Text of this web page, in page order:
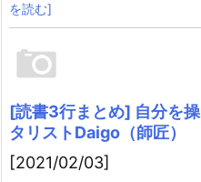
を読む]
[読書3行まとめ] 自分を
タリストDaigo（師匠）
[2021/02/03]